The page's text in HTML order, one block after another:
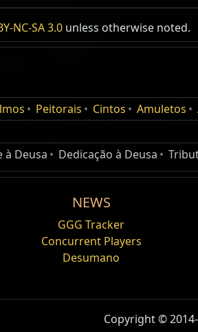
3x Óleo Índigo
NC-SA 3.0 unless otherwise noted.
Peitorais Cintos Amuletos
à Deusa Dedicação à Deusa
NEWS
GGG Tracker
Concurrent Players
Desumano
Copyright ©